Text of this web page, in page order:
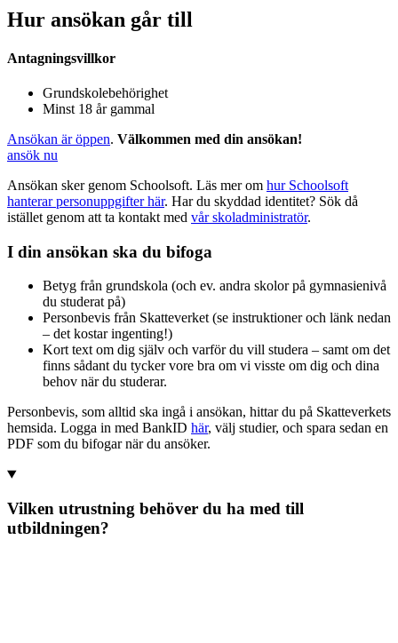
Hur ansökan går till
Antagningsvillkor​
Grundskolebehörighet
Minst 18 år gammal
Ansökan är öppen. Välkommen med din ansökan!
ansök nu
Ansökan sker genom Schoolsoft. Läs mer om hur Schoolsoft
hanterar personuppgifter här. Har du skyddad identitet? Sök då
istället genom att ta kontakt med vår skoladministratör.
I din ansökan ska du bifoga
Betyg från grundskola (och ev. andra skolor på gymnasienivå
du studerat på)
Personbevis från Skatteverket (se instruktioner och länk nedan
– det kostar ingenting!)
Kort text om dig själv och varför du vill studera – samt om det
finns sådant du tycker vore bra om vi visste om dig och dina
behov när du studerar.
Personbevis, som alltid ska ingå i ansökan, hittar du på Skatteverkets
hemsida. Logga in med BankID här, välj studier, och spara sedan en
PDF som du bifogar när du ansöker.
Vilken utrustning behöver du ha med till
utbildningen?